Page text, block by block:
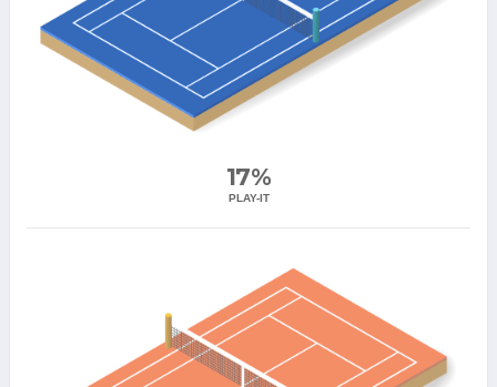
17%
PLAY-IT